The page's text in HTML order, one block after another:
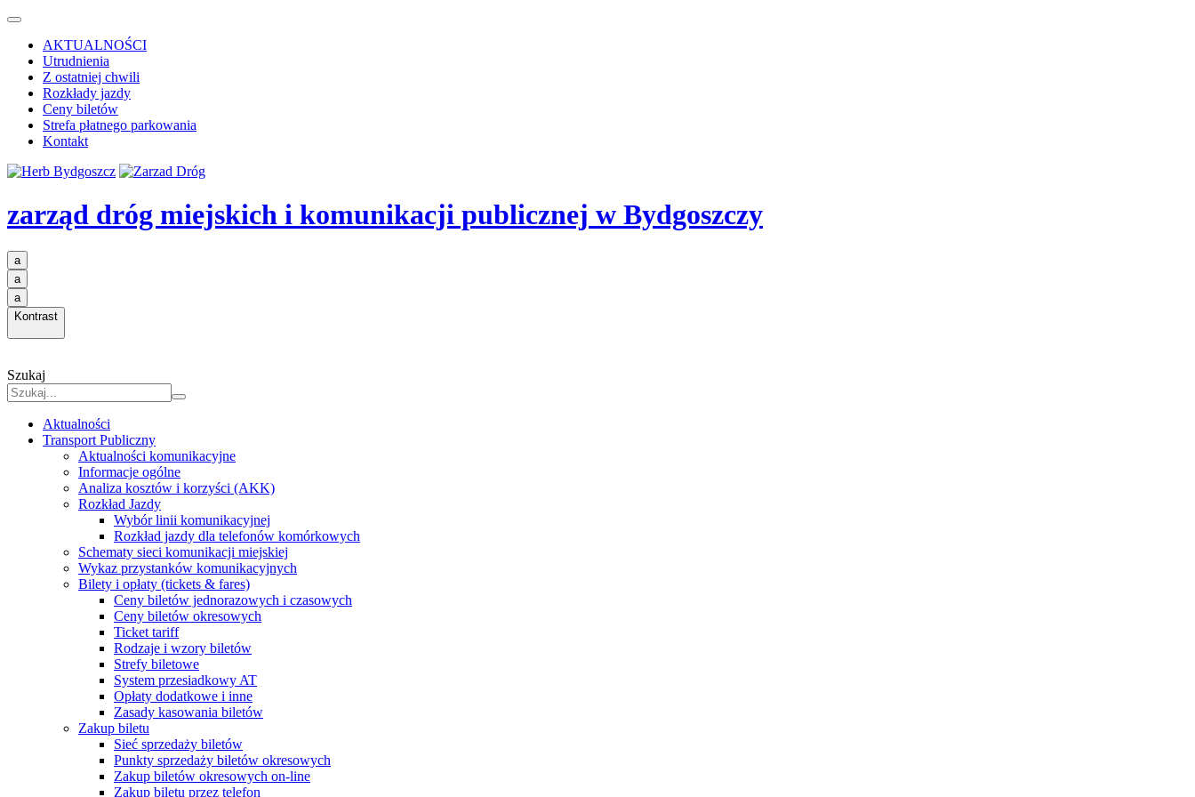
AKTUALNOŚCI
Utrudnienia
Z ostatniej chwili
Rozkłady jazdy
Ceny biletów
Strefa płatnego parkowania
Kontakt
zarząd dróg miejskich i komunikacji publicznej w Bydgoszczy
a
a
a
Kontrast
Szukaj
Aktualności
Transport Publiczny
Aktualności komunikacyjne
Informacje ogólne
Analiza kosztów i korzyści (AKK)
Rozkład Jazdy
Wybór linii komunikacyjnej
Rozkład jazdy dla telefonów komórkowych
Schematy sieci komunikacji miejskiej
Wykaz przystanków komunikacyjnych
Bilety i opłaty (tickets & fares)
Ceny biletów jednorazowych i czasowych
Ceny biletów okresowych
Ticket tariff
Rodzaje i wzory biletów
Strefy biletowe
System przesiadkowy AT
Opłaty dodatkowe i inne
Zasady kasowania biletów
Zakup biletu
Sieć sprzedaży biletów
Punkty sprzedaży biletów okresowych
Zakup biletów okresowych on-line
Zakup biletu przez telefon